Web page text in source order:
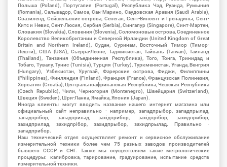
Польша (Poland), Португалия (Portugal), Республика Чад, Руанда, Румыния
(Romania), Сальвадор, Самоа, Сан-Марино, Саудовская Аравия (Saudi Arabia),
Свазиленд, Сейшельские острова, Сенегал, Сент-Винсент и Гренадины, Сент-
Китс и Невис, Сент-Люсия, Сербия (Serbia), Сингапур (Singapore), Синт-Мартен,
Словакия (Slovakia), Словения (Slovenia), Соломоновые острова, Соединенное
Королевство Великобритании и Северной Ирландии (United Kingdom of Great
Britain and Northern Ireland), Судан, Суринам, Восточный Тимор (Тимор-
Лешти), США (USA), Сьерра-Леоне, Таджикистан, Тайвань (Taiwan), Таиланд
(Thailand), Танзания (Объединенная Республика), Того, Тонга, Тринидад и
Тобаго, Тувалу, Тунис (Tunisia), Турция (Turkey), Туркменистан, Уганда, Венгрия
(Hungary), Узбекистан, Уругвай, Фарерские острова, Фиджи, Филиппины
(Philippines), Финляндия (Finland), Франция (France), Французская Полинезия,
Хорватия (Croatia), Центральноафриканская Республика, Чешская Республика
(Czech Republic), Чили, Черногория (Montenegro), Швейцария (Switzerland),
Швеция (Sweden), Шри-Ланка, Ямайка, Япония (Japan).
Иногда клиенты могут вводить название нашего интернет магазина или
официальный сайт неправильно - например, западпрыбор, западпрылад,
западпрібор, западприлад, західприбор, західпрібор, захидприбор,
захидприлад, захидпрібор, захидпрыбор, захидпрылад. Правильно -
западприбор.
Наш технический отдел осуществляет ремонт и сервисное обслуживание
измерительной техники более чем 75 разных заводов производителей
бывшего СССР и СНГ. Также мы осуществляем такие метрологические
процедуры: калибровка, тарирование, градуирование, испытание средств
измерительной техники.